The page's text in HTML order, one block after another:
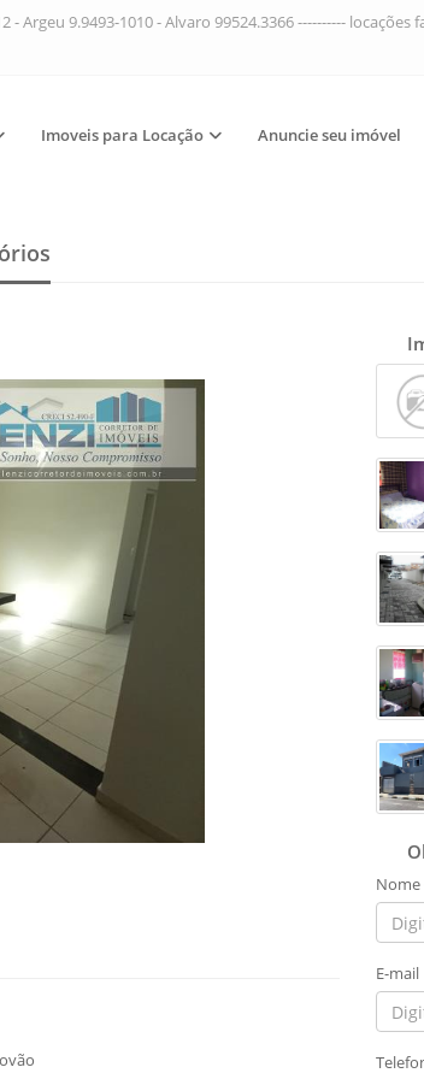
- Argeu 9.9493-1010 - Alvaro 99524.3366 ---------- locações
Imoveis para Locação Anuncie seu imóvel
E-mail